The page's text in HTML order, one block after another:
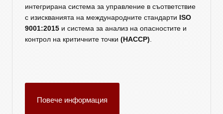
интегрирана система за управление в съответствие
с изискванията на международните стандарти ISO
9001:2015 и система за анализ на опасностите и
контрол на критичните точки (HACCP).
Повече информация